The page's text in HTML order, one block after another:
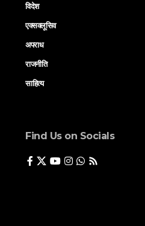
विदेश
एक्सक्लूसिव
अपराध
राजनीति
साहित्य
Find Us on Socials